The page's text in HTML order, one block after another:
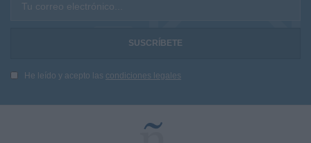
Tu correo electrónico...
He leído y acepto las condiciones legales